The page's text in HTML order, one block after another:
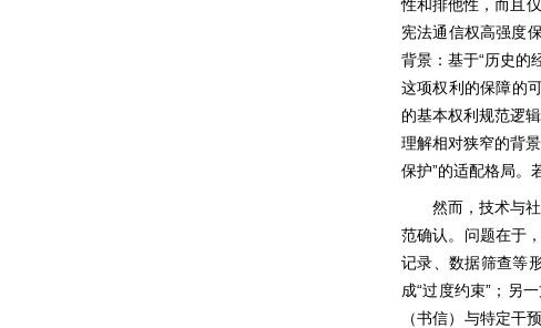
性和排他性，而且
宪法通信权高强度
背景：基于“历史的
这项权利的保障的
的基本权利规范逻辑
理解相对狭窄的背
保护”的适配格局。
然而，技术与
范确认。问题在于
记录、数据筛查等
成“过度约束” ；另
（书信）与特定干